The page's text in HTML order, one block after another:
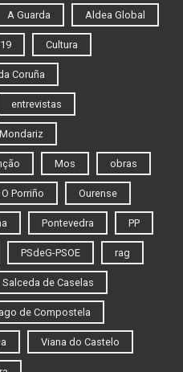
A Guarda Aldea Global
Cultura
Coruña
entrevistas
Mondariz
Mos obras
O Porriño Ourense
Pontevedra PP
PSdeG-PSOE rag
Salceda de Caselas
de Compostela
Viana do Castelo